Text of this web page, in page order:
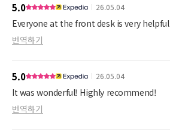
5.0 26.05.04
Everyone at the front desk is very helpful
번역하기
5.0 26.05.04
It was wonderful! Highly recommend!
번역하기